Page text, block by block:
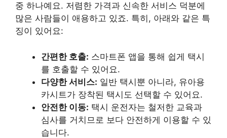
중 하나예요. 저렴한 가격과 신속한 서비스 덕분에
많은 사람들이 애용하고 있죠. 특히, 아래와 같은 특
징이 있어요:
간편한 호출: 스마트폰 앱을 통해 쉽게 택시
를 호출할 수 있어요.
다양한 서비스: 일반 택시뿐 아니라, 유아용
카시트가 장착된 택시도 선택할 수 있어요.
안전한 이동: 택시 운전자는 철저한 교육과
심사를 거치므로 보다 안전하게 이용할 수 있
습니다.